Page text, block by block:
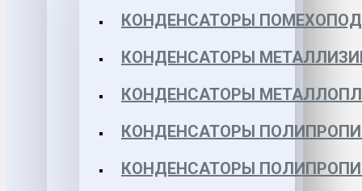
КОНДЕНСАТОРЫ
КОНДЕНСАТОРЫ
КОНДЕНСАТОРЫ
КОНДЕНСАТОРЫ
КОНДЕНСАТОРЫ